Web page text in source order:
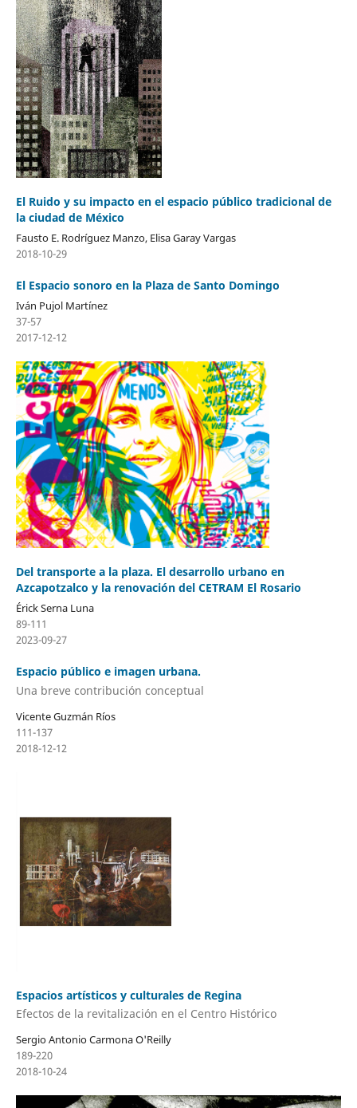
El Ruido y su impacto en el espacio público tradicional de
la ciudad de México
Fausto E. Rodríguez Manzo, Elisa Garay Vargas
2018-10-29
El Espacio sonoro en la Plaza de Santo Domingo
Iván Pujol Martínez
37-57
2017-12-12
Del transporte a la plaza. El desarrollo urbano en
Azcapotzalco y la renovación del CETRAM El Rosario
Érick Serna Luna
89-111
2023-09-27
Espacio público e imagen urbana.
Una breve contribución conceptual
Vicente Guzmán Ríos
111-137
2018-12-12
Espacios artísticos y culturales de Regina
Efectos de la revitalización en el Centro Histórico
Sergio Antonio Carmona O'Reilly
189-220
2018-10-24